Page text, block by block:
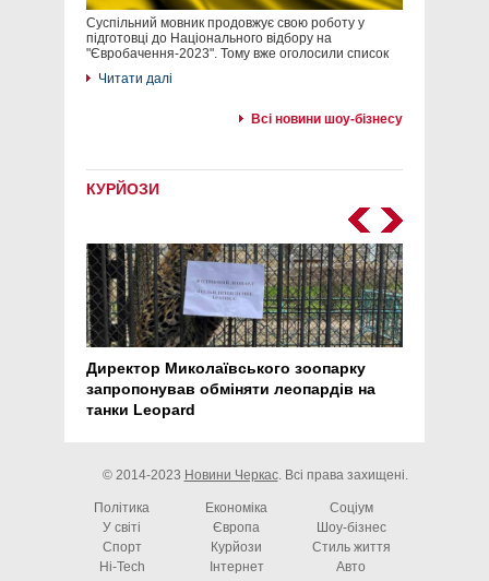
Суспільний мовник продовжує свою роботу у
підготовці до Національного відбору на
"Євробачення-2023". Тому вже оголосили список
Читати далі
Всі новини шоу-бізнесу
КУРЙОЗИ
Директор Миколаївського зоопарку
запропонував обміняти леопардів на
танки Leopard
© 2014-2023 Новини Черкас. Всі права захищені.
Політика Економіка
Соціум
У світі
Європа
Шоу-бізнес
Спорт
Курйози
Стиль життя
Hi-Tech
Інтернет Авто